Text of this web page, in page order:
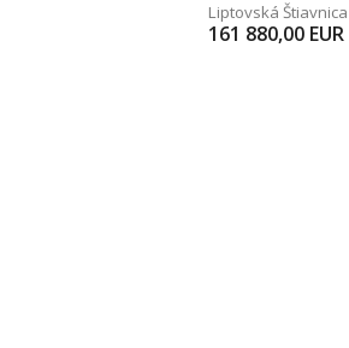
Liptovská Štiavnica
161 880,00 EUR